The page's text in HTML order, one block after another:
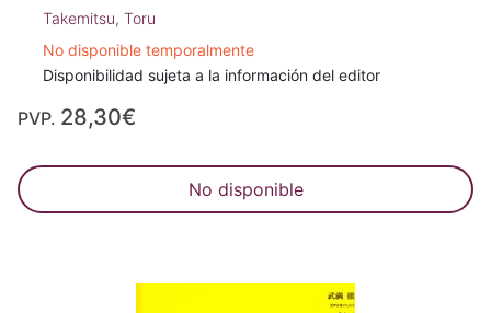
Takemitsu, Toru
No disponible temporalmente
Disponibilidad sujeta a la información del editor
PVP. 28,30€
No disponible